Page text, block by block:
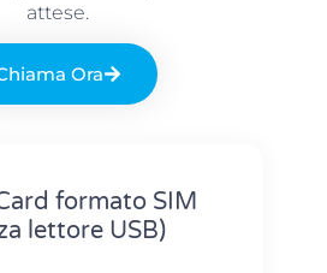
formato SIM
lettore USB)
attese.
Ora